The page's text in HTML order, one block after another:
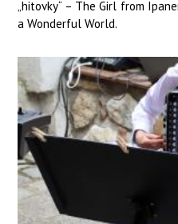
„hitovky“ – The Girl from
a Wonderful World.